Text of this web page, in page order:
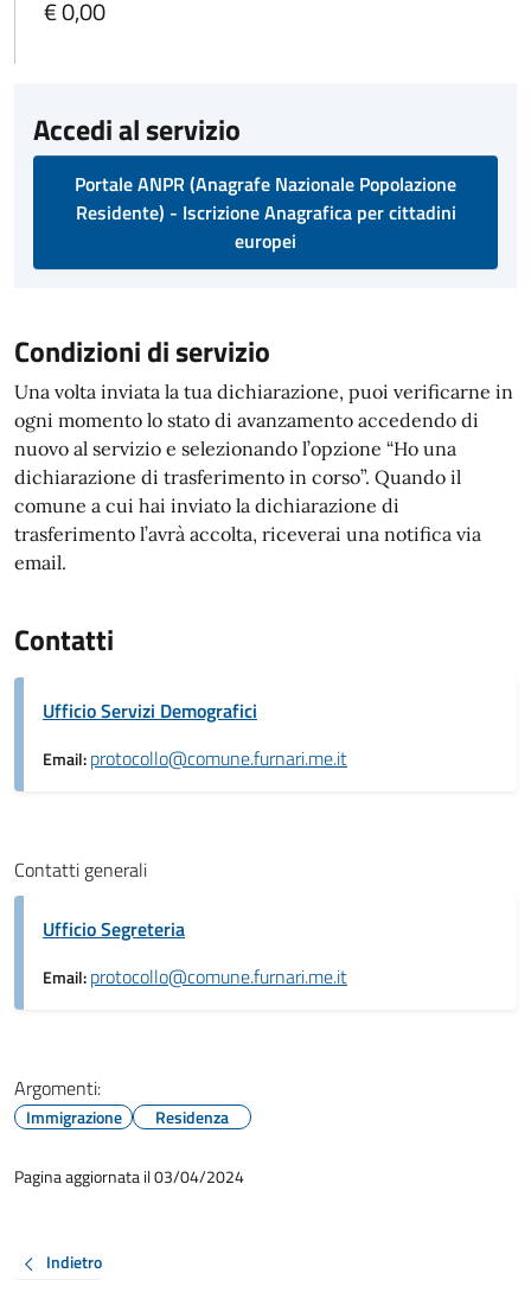
€ 0,00
Accedi al servizio
Portale ANPR (Anagrafe Nazionale Popolazione
Residente) - Iscrizione Anagrafica per cittadini
europei
Condizioni di servizio
Una volta inviata la tua dichiarazione, puoi verificarne in
ogni momento lo stato di avanzamento accedendo di
nuovo al servizio e selezionando l’opzione “Ho una
dichiarazione di trasferimento in corso”. Quando il
comune a cui hai inviato la dichiarazione di
trasferimento l’avrà accolta, riceverai una notifica via
email.
Contatti
Ufficio Servizi Demografici
Email:protocollo@comune.furnari.me.it
Contatti generali
Ufficio Segreteria
Email:protocollo@comune.furnari.me.it
Argomenti:
Immigrazione Residenza
Pagina aggiornata il 03/04/2024
Indietro